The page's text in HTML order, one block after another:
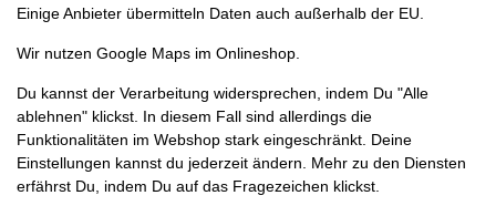
PIZZA NEU-DELHI [40]
mit Chicken-Curry, Ananas und Gouda
Einige Anbieter übermitteln Daten auch außerhalb der EU.
Wir nutzen Google Maps im Onlineshop.
Du kannst der Verarbeitung widersprechen, indem Du "Alle
ablehnen" klickst. In diesem Fall sind allerdings die
Funktionalitäten im Webshop stark eingeschränkt. Deine
Einstellungen kannst du jederzeit ändern. Mehr zu den Diensten
erfährst Du, indem Du auf das Fragezeichen klickst.